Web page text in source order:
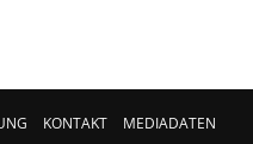
KONTAKT MEDIADATEN